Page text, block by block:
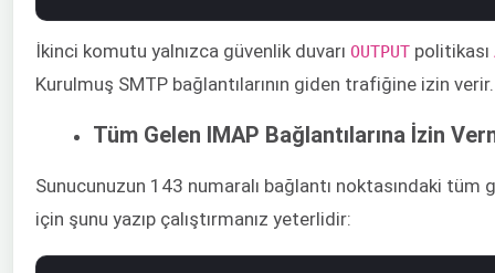
İkinci komutu yalnızca güvenlik duvarı ​ OUTPUT​ politikası
Kurulmuş SMTP bağlantılarının giden trafiğine izin verir.
Tüm Gelen IMAP Bağlantılarına İzin
Sunucunuzun 143 numaralı bağlantı noktasındaki tüm
için şunu yazıp çalıştırmanız yeterlidir:​